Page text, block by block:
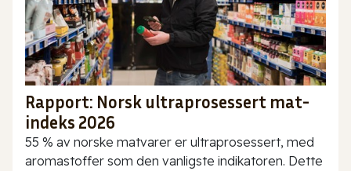
Rapport: Norsk ultraprosessert mat-
indeks 2026
55 % av norske matvarer er ultraprosessert, med
aromastoffer som den vanligste indikatoren. Dette